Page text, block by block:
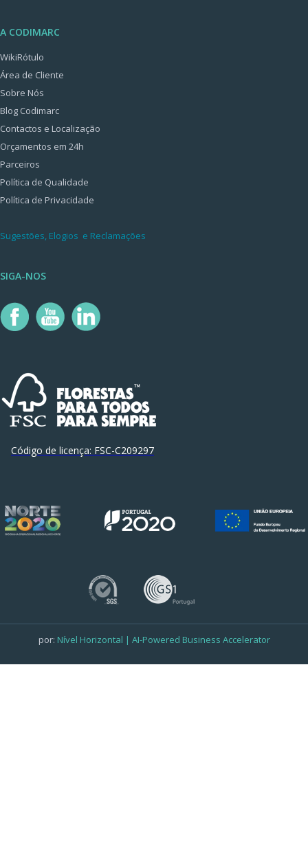
A CODIMARC
WikiRótulo
Área de Cliente
Sobre Nós
Blog Codimarc
Contactos e Localização
Orçamentos em 24h
Parceiros
Política de Qualidade
Política de Privacidade
Sugestões, Elogios e Reclamações
SIGA-NOS
Código de licença: FSC-C209297
por: Nível Horizontal | AI-Powered Business Accelerator